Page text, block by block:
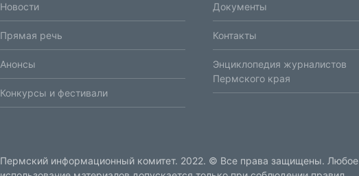
Новости
Прямая речь
Анонсы
Конкурсы и фестивали
Документы
Контакты
Энциклопедия журналистов
Пермского края
Пермский информационный комитет. 2022. © Все права защищены. Любое